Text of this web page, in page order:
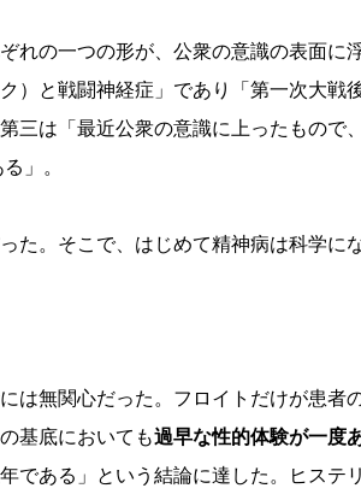
れの一つの形が、公衆の意識の表面に
）と戦闘神経症」であり「第一次大戦
は「最近公衆の意識に上ったもので
」。
た。そこで、はじめて精神病は科学にな
は無関心だった。フロイトだけが患者
基底においても過早な性的体験が一度
である」という結論に達した。ヒステ